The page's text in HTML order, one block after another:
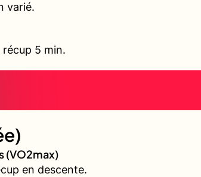
varié.
récup 5 min.
(VO2max)
en descente.